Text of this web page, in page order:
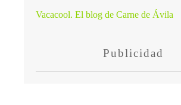
Vacacool. El blog de Carne de Ávila
Publicidad